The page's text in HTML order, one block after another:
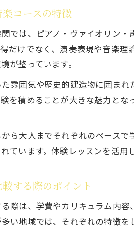
コースの特徴
では、ピアノ・ヴァイオリン
だけでなく、演奏表現や音楽
が整っています。
雰囲気や歴史的建造物に囲ま
を積めることが大きな魅力と
ら大人までそれぞれのペース
ています。体験レッスンを活
する際のポイント
際は、学費やカリキュラム内
い地域では、それぞれの特徴を